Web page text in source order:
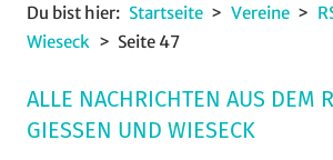
Du bist hier: Startseite Vereine
Wieseck
Seite 47
ALLE NACHRICHTEN AUS DEM
GIESSEN UND WIESECK